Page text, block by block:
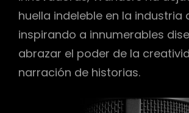
huella indeleble en la industria
inspirando a innumerables
abrazar el poder de la
narración de historias.